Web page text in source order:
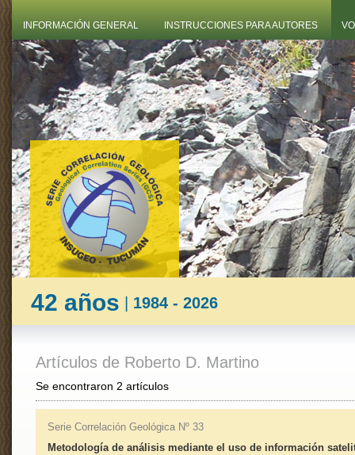
INFORMACIÓN GENERAL INSTRUCCIONES PARA AUTORES
42 años | 1984 - 2026
Artículos de Roberto D. Martino
Se encontraron 2 artículos
Serie Correlación Geológica Nº 33
Metodología de análisis mediante el uso de información